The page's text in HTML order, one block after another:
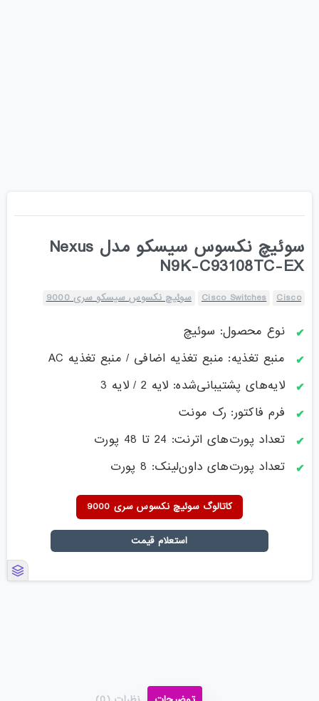
سوئیچ نکسوس سیسکو مدل Nexus
N9K-C93108TC-EX
Cisco
Cisco Switches سوئیچ نکسوس سیسکو سری 9000
نوع محصول: سوئیچ
منبع تغذیه: منبع تغذیه اضافی / منبع تغذیه AC
لایه‌های پشتیبانی‌شده: لایه 2 / لایه 3
فرم فاکتور: رک مونت
تعداد پورت‌های اترنت: 24 تا 48 پورت
تعداد پورت‌های داون‌لینک: 8 پورت
کاتالوگ سوئیچ نکسوس سری 9000
استعلام قیمت